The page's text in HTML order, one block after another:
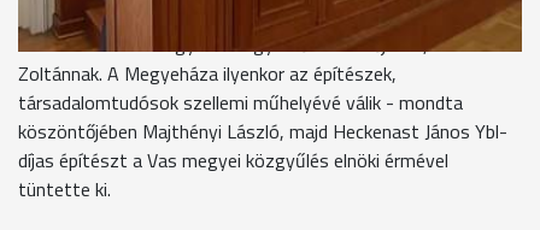
A jubileum alkalmából a polgármester elismerő emléklapot
adott át a szabadegyetem egyik főszervezőjének, Simon
Zoltánnak. A Megyeháza ilyenkor az építészek,
társadalomtudósok szellemi műhelyévé válik - mondta
köszöntőjében Majthényi László, majd Heckenast János Ybl-
díjas építészt a Vas megyei közgyűlés elnöki érmével
tüntette ki.